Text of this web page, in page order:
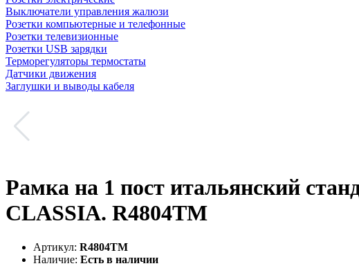
Выключатели управления жалюзи
Розетки компьютерные и телефонные
Розетки телевизионные
Розетки USB зарядки
Терморегуляторы термостаты
Датчики движения
Заглушки и выводы кабеля
Рамка на 1 пост итальянский
CLASSIA. R4804TM
Артикул: R4804TM
Наличие: Есть в наличии